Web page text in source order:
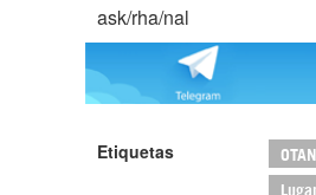
ask/rha/nal
Etiquetas OTAN